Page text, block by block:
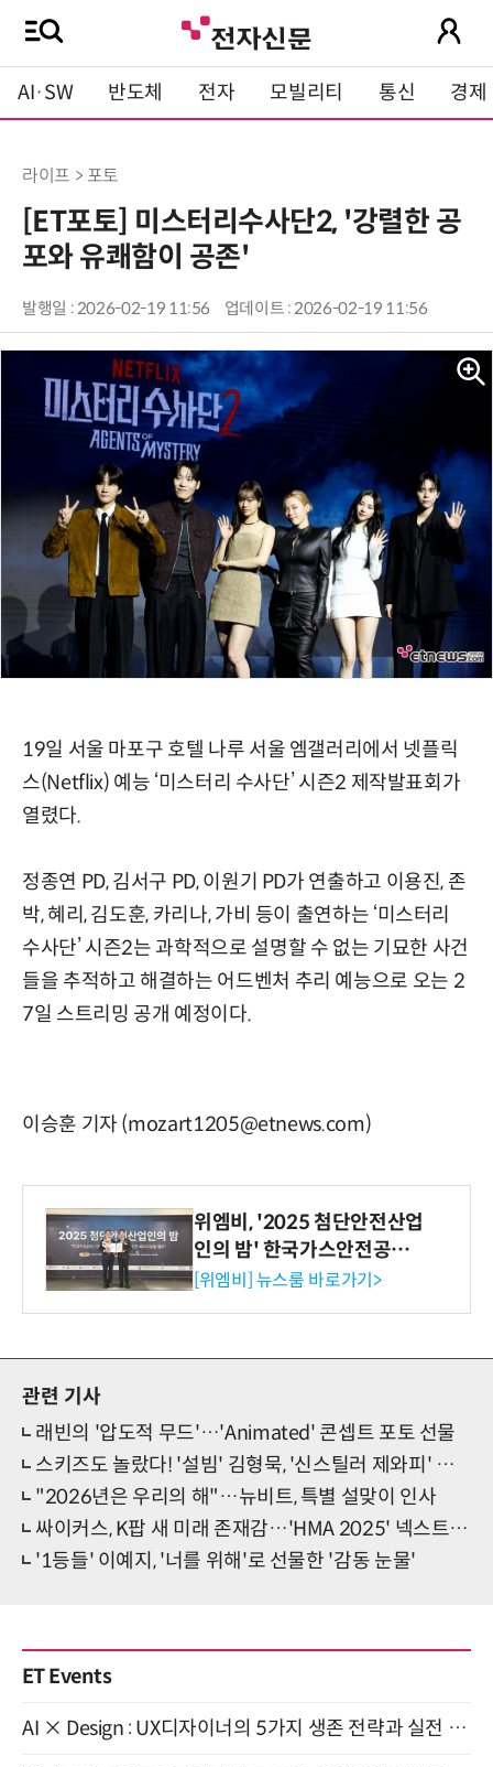
AI·SW 반도체 전자 모빌리티 통신 경제
라이프 > 포토
[ET포토] 미스터리수사단2, '강렬한 공
포와 유쾌함이 공존'
발행일 : 2026-02-19 11:56 업데이트 : 2026-02-19 11:56
19일 서울 마포구 호텔 나루 서울 엠갤러리에서 넷플릭
스(Netflix) 예능 ‘미스터리 수사단’ 시즌2 제작발표회가
열렸다.
정종연 PD, 김서구 PD, 이원기 PD가 연출하고 이용진, 존
박, 혜리, 김도훈, 카리나, 가비 등이 출연하는 ‘미스터리
수사단’ 시즌2는 과학적으로 설명할 수 없는 기묘한 사건
들을 추적하고 해결하는 어드벤처 추리 예능으로 오는 2
7일 스트리밍 공개 예정이다.
이승훈 기자 (mozart1205@etnews.com)
위엠비, '2025 첨단안전산업
인의 밤' 한국가스안전공사
사장상 수상
[위엠비] 뉴스룸 바로가기>
관련 기사
래빈의 '압도적 무드'…'Animated' 콘셉트 포토 선물
스키즈도 놀랐다! '설빔' 김형묵, '신스틸러 제와피' 변신
"2026년은 우리의 해"…뉴비트, 특별 설맞이 인사
싸이커스, K팝 새 미래 존재감…'HMA 2025' 넥스트 웨이브
'1등들' 이예지, '너를 위해'로 선물한 '감동 눈물'
ET Events
AI × Design : UX디자이너의 5가지 생존 전략과 실전 대응 8월 28일 개최